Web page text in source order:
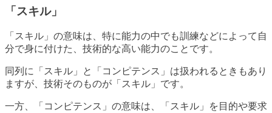
「スキル」
「スキル」の意味は、特に能力の中でも訓練などによって自
分で身に付けた、技術的な高い能力のことです。
同列に「スキル」と「コンピテンス」は扱われるときもあり
ますが、技術そのものが「スキル」です。
一方、「コンピテンス」の意味は、「スキル」を目的や要求